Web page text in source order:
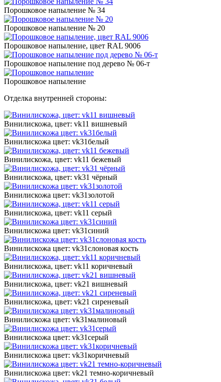
Порошковое напыление № 34
Порошковое напыление № 20
Порошковое напыление, цвет RAL 9006
Порошковое напыление под дерево № 06-т
Порошковое напыление
Отделка внутренней стороны:
Винилискожа, цвет: vk11 вишневый
Винилискожа цвет: vk31белый
Винилискожа, цвет: vk11 бежевый
Винилискожа, цвет: vk31 чёрный
Винилискожа цвет: vk31золотой
Винилискожа, цвет: vk11 серый
Винилискожа цвет: vk31синий
Винилискожа цвет: vk31слоновая кость
Винилискожа, цвет: vk11 коричневый
Винилискожа, цвет: vk21 вишневый
Винилискожа, цвет: vk21 сиреневый
Винилискожа цвет: vk31малиновый
Винилискожа цвет: vk31серый
Винилискожа цвет: vk31коричневый
Винилискожа цвет: vk21 темно-коричневый